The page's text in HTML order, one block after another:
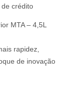
crédito
MTA – 4,5L
rapidez,
de inovação